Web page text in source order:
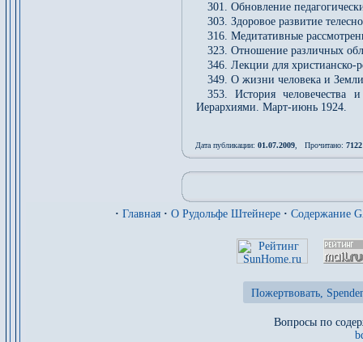
301. Обновление
303. Здоровое развитие
316. Медитативные
323. Отношение различных
346. Лекции для христианско-
349. О жизни человека и
353. История человечества
Иерархиями. Март-июнь 1924.
Дата публикации: 01.07.2009 , Прочитано: 7122
· Главная · О Рудольфе Штейнере · Содержание
Пожертвовать,
Вопросы по